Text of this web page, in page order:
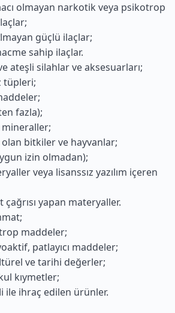
olmayan narkotik veya psikotrop
güçlü ilaçlar;
sahip ilaçlar.
ateşli silahlar ve aksesuarları;
tüpleri;
fazla);
mineraller;
bitkiler ve hayvanlar;
izin olmadan);
veya lisanssız yazılım içeren
çağrısı yapan materyaller.
maddeler;
patlayıcı maddeler;
ve tarihi değerler;
kıymetler;
ihraç edilen ürünler.